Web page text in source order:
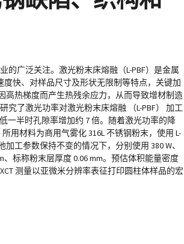
的广泛关注。激光粉末床熔融（L-PBF）是金属
快、对样品尺寸及形状无限制等特点，关键加
高热梯度而产生热残余应力，从而导致增材制造
了激光功率对激光粉末床熔融 （L-PBF） 加工
一半时孔隙率增加约 7 倍。随着激光功率的降
用材料为商用气雾化 316L 不锈钢粉末，使用 L-
工参数保持不变的情况下，分别使用 380 W、
、标称粉末层厚度 0.06 mm。预估体积能量密度
测量以亚微米分辨率表征打印圆柱体样品的宏